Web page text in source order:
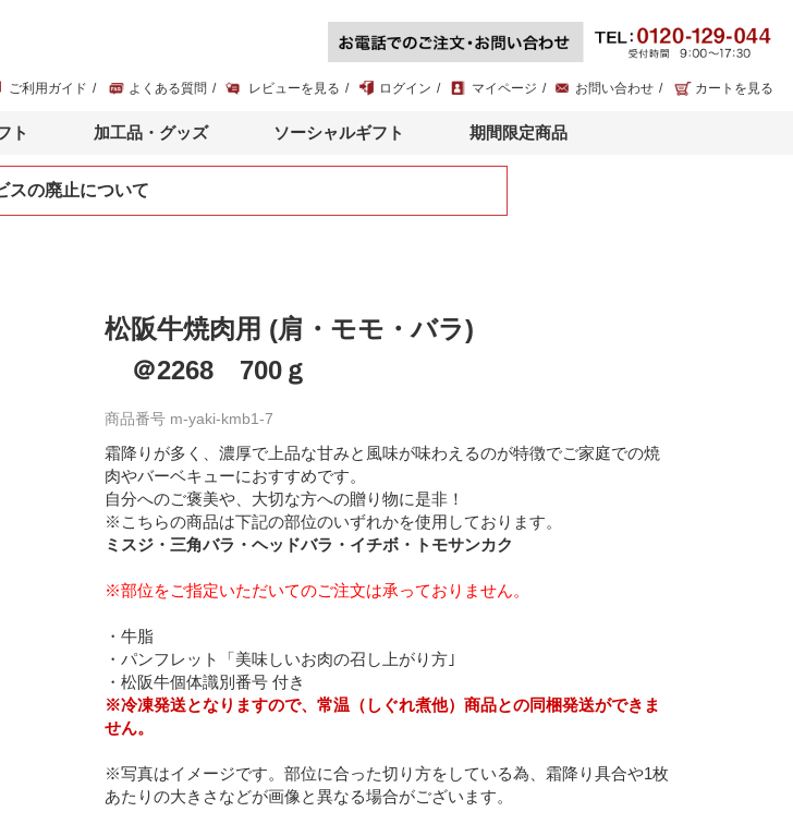
ご利用ガイド よくある質問 レビューを見る ログイン マイページ お問い合わせ カートを見る
ト 加工品・グッズ ソーシャルギフト 期間限定商品
スの廃止について
松阪牛焼肉用 (肩・モモ・バラ)
＠2268 700ｇ
商品番号 m-yaki-kmb1-7
霜降りが多く、濃厚で上品な甘みと風味が味わえるのが特徴でご家庭での焼
肉やバーベキューにおすすめです。
自分へのご褒美や、大切な方への贈り物に是非！
※こちらの商品は下記の部位のいずれかを使用しております。
ミスジ・三角バラ・ヘッドバラ・イチボ・トモサンカク
※部位をご指定いただいてのご注文は承っておりません。
・牛脂
・パンフレット「美味しいお肉の召し上がり方｣
・松阪牛個体識別番号 付き
※冷凍発送となりますので、常温（しぐれ煮他）商品との同梱発送ができま
せん。
※写真はイメージです。部位に合った切り方をしている為、霜降り具合や1枚
あたりの大きさなどが画像と異なる場合がございます。